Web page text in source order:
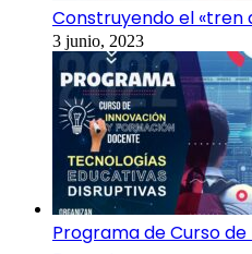
Construyendo el «tren
3 junio, 2023
Programa de Curso